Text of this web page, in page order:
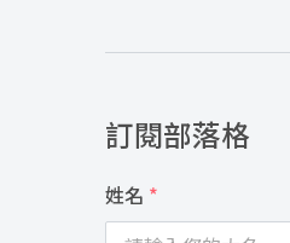
訂閱部落格
姓名 *